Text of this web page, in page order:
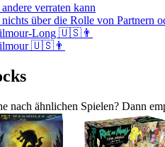
verraten kann
über die Rolle von Partnern
Long 🇺🇸👨
🇺🇸👨
ähnlichen Spielen? Dann